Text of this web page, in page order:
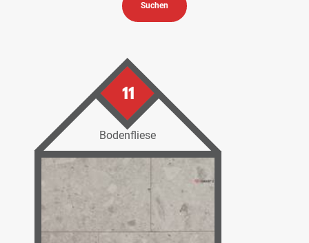
Suchen
11
Bodenfliese